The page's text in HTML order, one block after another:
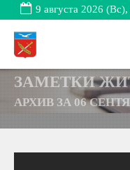
9 августа 2026
ЗАМЕТКИ
АРХИВ ЗА 06